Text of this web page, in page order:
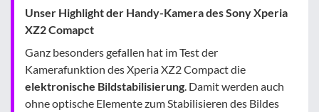
Unser Highlight der Handy-Kamera des Sony Xperia
XZ2 Comapct
Ganz besonders gefallen hat im Test der
Kamerafunktion des Xperia XZ2 Compact die
elektronische Bildstabilisierung. Damit werden auch
ohne optische Elemente zum Stabilisieren des Bildes